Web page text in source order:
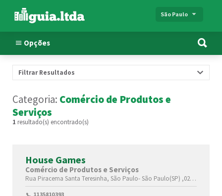
São Paulo
Opções
Filtrar Resultados
Categoria: Comércio de Produtos e
Serviços
1 resultado(s) encontrado(s)
House Games
Comércio de Produtos e Serviços
Rua Piracema Santa Teresinha, São Paulo-São Paulo(SP) ,02460040
1135810393